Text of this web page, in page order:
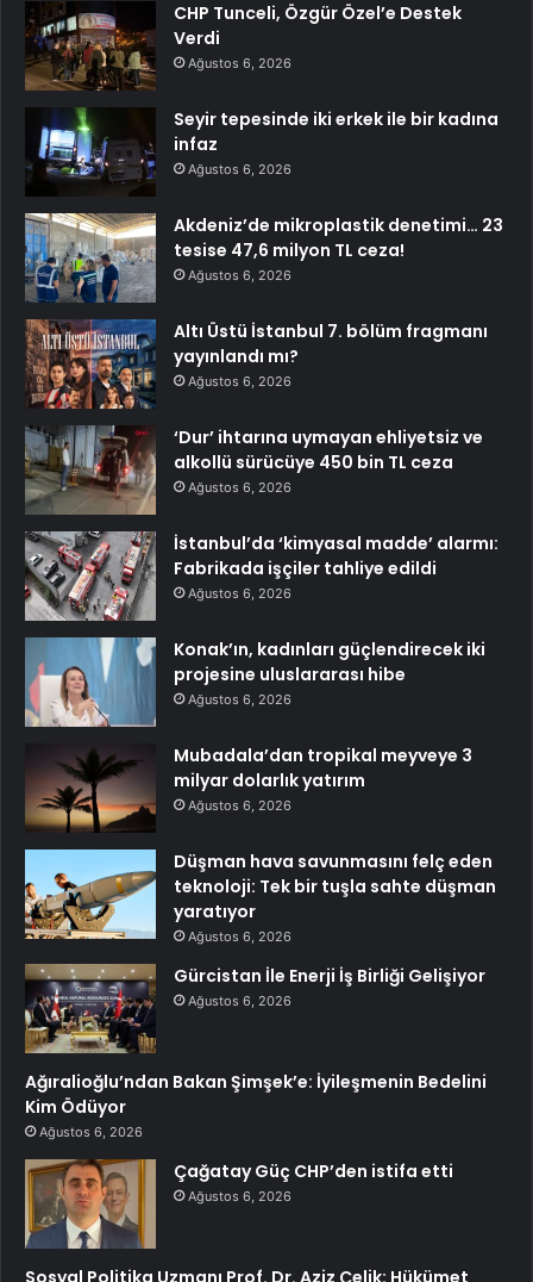
CHP Tunceli, Özgür Özel’e Destek
Verdi
Ağustos 6, 2026
Seyir tepesinde iki erkek ile bir kadına
infaz
Ağustos 6, 2026
Akdeniz’de mikroplastik denetimi… 23
tesise 47,6 milyon TL ceza!
Ağustos 6, 2026
Altı Üstü İstanbul 7. bölüm fragmanı
yayınlandı mı?
Ağustos 6, 2026
‘Dur’ ihtarına uymayan ehliyetsiz ve
alkollü sürücüye 450 bin TL ceza
Ağustos 6, 2026
İstanbul’da ‘kimyasal madde’ alarmı:
Fabrikada işçiler tahliye edildi
Ağustos 6, 2026
Konak’ın, kadınları güçlendirecek iki
projesine uluslararası hibe
Ağustos 6, 2026
Mubadala’dan tropikal meyveye 3
milyar dolarlık yatırım
Ağustos 6, 2026
Düşman hava savunmasını felç eden
teknoloji: Tek bir tuşla sahte düşman
yaratıyor
Ağustos 6, 2026
Gürcistan İle Enerji İş Birliği Gelişiyor
Ağustos 6, 2026
Ağıralioğlu’ndan Bakan Şimşek’e: İyileşmenin Bedelini
Kim Ödüyor
Ağustos 6, 2026
Çağatay Güç CHP’den istifa etti
Ağustos 6, 2026